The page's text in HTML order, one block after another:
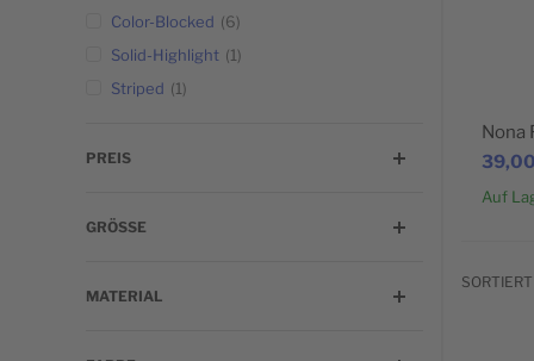
Nona
Auf
Color-Blocked
6
Solid-Highlight
1
Striped
1
PREIS
GRÖSSE
MATERIAL